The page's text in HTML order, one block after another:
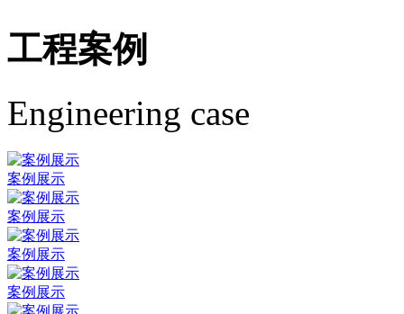
工程案例
Engineering case
案例展示
案例展示
案例展示
案例展示